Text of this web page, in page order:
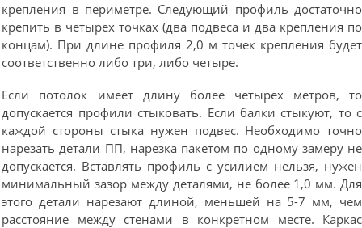
крепления в периметре. Следующий профиль достаточно
крепить в четырех точках (два подвеса и два крепления по
концам). При длине профиля 2,0 м точек крепления будет
соответственно либо три, либо четыре.
Если потолок имеет длину более четырех метров, то
допускается профили стыковать. Если балки стыкуют, то с
каждой стороны стыка нужен подвес. Необходимо точно
нарезать детали ПП, нарезка пакетом по одному замеру не
допускается. Вставлять профиль с усилием нельзя, нужен
минимальный зазор между деталями, не более 1,0 мм. Для
этого детали нарезают длиной, меньшей на 5-7 мм, чем
расстояние между стенами в конкретном месте. Каркас